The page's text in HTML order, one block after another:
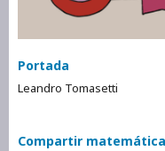
Portada
Leandro Tomasetti
Compartir